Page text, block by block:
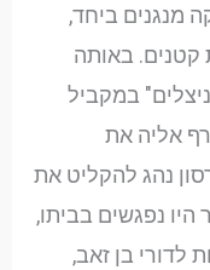
מנגנים ביחד,
קטנים. באותה
במקביל
אליה את
נהג להקליט את
נפגשים בביתו,
לדורי בן זאב,